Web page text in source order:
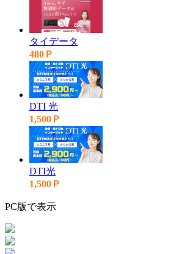
タイデータ
480Ｐ
DTI 光
1,500Ｐ
DTI光
1,500Ｐ
PC版で表示